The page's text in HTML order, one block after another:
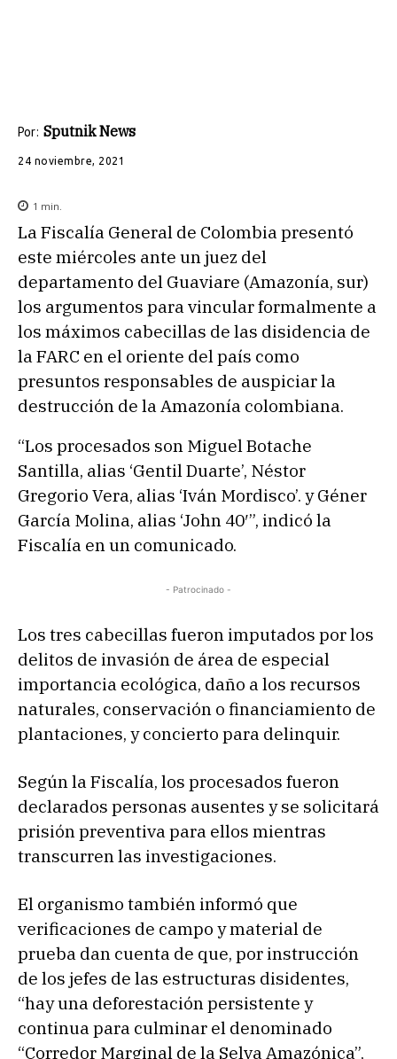
Por: Sputnik News
24 noviembre, 2021
1 min.
La Fiscalía General de Colombia presentó
este miércoles ante un juez del
departamento del Guaviare (Amazonía, sur)
los argumentos para vincular formalmente a
los máximos cabecillas de las disidencia de
la FARC en el oriente del país como
presuntos responsables de auspiciar la
destrucción de la Amazonía colombiana.
“Los procesados son Miguel Botache
Santilla, alias ‘Gentil Duarte’, Néstor
Gregorio Vera, alias ‘Iván Mordisco’. y Géner
García Molina, alias ‘John 40′”, indicó la
Fiscalía en un comunicado.
- Patrocinado -
Los tres cabecillas fueron imputados por los
delitos de invasión de área de especial
importancia ecológica, daño a los recursos
naturales, conservación o financiamiento de
plantaciones, y concierto para delinquir.
Según la Fiscalía, los procesados fueron
declarados personas ausentes y se solicitará
prisión preventiva para ellos mientras
transcurren las investigaciones.
El organismo también informó que
verificaciones de campo y material de
prueba dan cuenta de que, por instrucción
de los jefes de las estructuras disidentes,
“hay una deforestación persistente y
continua para culminar el denominado
“Corredor Marginal de la Selva Amazónica”,